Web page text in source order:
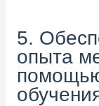
5.
опыта